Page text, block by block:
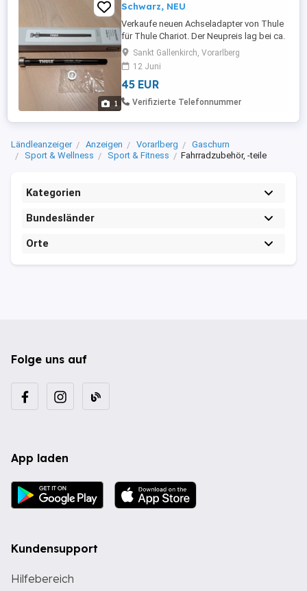
1
Schwarz, NEU
Verkaufe neuen Achseladapter von Thule
für Thule Chariot. Der Neupreis lag bei ca.
60 Euro.
Sankt Gallenkirch, Vorarlberg
12 Juni
45 EUR
Verifizierte Telefonnummer
Ländleanzeiger Anzeigen Vorarlberg
Gaschurn
Sport & Wellness
Sport & Fitness Fahrradzubehör, -teile
Kategorien
Bundesländer
Orte
Folge uns auf
App laden
Kundensupport
Hilfebereich